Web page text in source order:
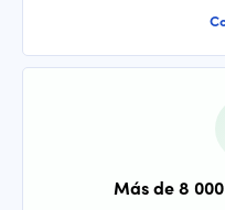
Más de 8